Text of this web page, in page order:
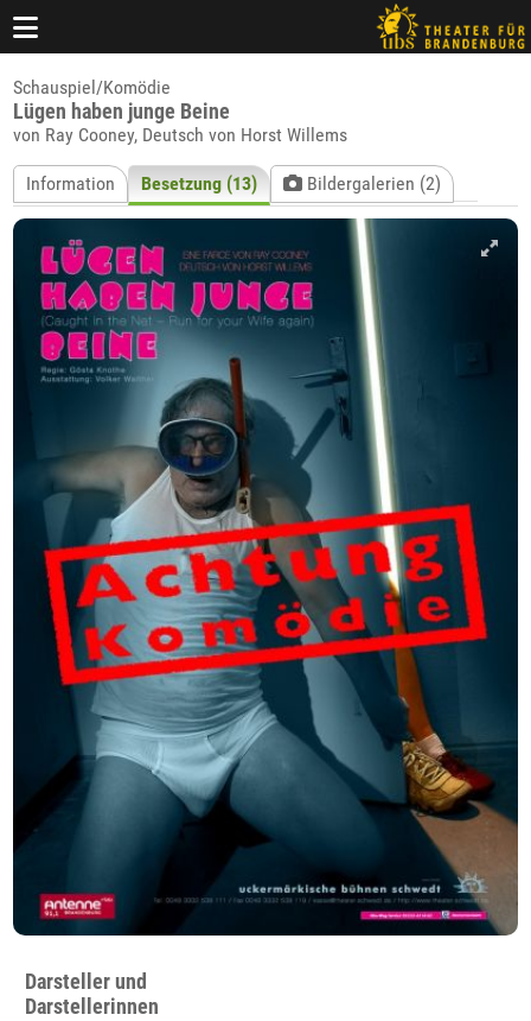
Schauspiel/Komödie
Lügen haben junge Beine
von Ray Cooney, Deutsch von Horst Willems
Information Besetzung (13) Bildergalerien (2)
Darsteller und
Darstellerinnen